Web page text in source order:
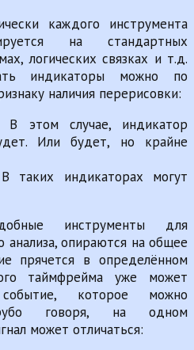
каждого инструмента
на стандартных
логических связках и т.д.
индикаторы можно по
наличия перерисовки:
В этом случае, индикатор
Или будет, но крайне
таких индикаторах могут
инструменты для
анализа, опираются на общее
прячется в определённом
таймфрейма уже может
которое можно
говоря, на одном
может отличаться: